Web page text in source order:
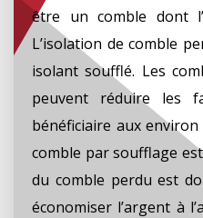
être un comble dont
L’isolation de comble
isolant soufflé. Les
peuvent réduire les
bénéficiaire aux
comble par soufflage
du comble perdu est
économiser l’argent à